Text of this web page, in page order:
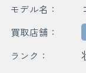
モデル名：
買取店舗：
ランク：